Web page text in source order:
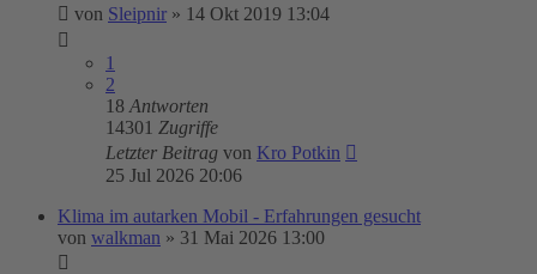
von Sleipnir » 14 Okt 2019 13:04
1
2
18 Antworten
14301 Zugriffe
Letzter Beitrag von Kro Potkin
25 Jul 2026 20:06
Klima im autarken Mobil - Erfahrungen gesucht
von walkman » 31 Mai 2026 13:00